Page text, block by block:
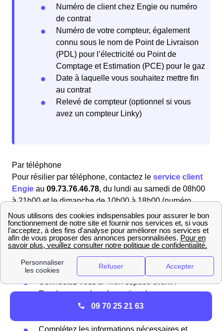
Numéro de client chez Engie ou numéro
de contrat
Numéro de votre compteur, également
connu sous le nom de Point de Livraison
(PDL) pour l’électricité ou Point de
Comptage et Estimation (PCE) pour le gaz
Date à laquelle vous souhaitez mettre fin
au contrat
Relevé de compteur (optionnel si vous
avez un compteur Linky)
Par téléphone
Pour résilier par téléphone, contactez le service client
Engie au 09.73.76.46.78, du lundi au samedi de 08h00
à 21h00 et le dimanche de 10h00 à 18h00 (numéro
gratuit). Les conseillers vous assisteront dans vos
démarches pour votre logement à Libourne (33500).
En ligne
Vous pouvez également résilier en ligne via votre
espace client sur le site Engie. Suivez ces étapes :
Connectez-vous à "Mon espace client".
Rendez-vous dans la section de vos
abonnements et choisissez celui que vous
09 70 25 21 63